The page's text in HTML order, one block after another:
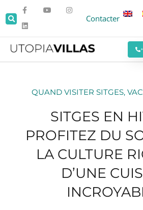
Contacter
QUAND VISITER SITGES,
SITGES EN
PROFITEZ DU
LA CULTURE
D’UNE